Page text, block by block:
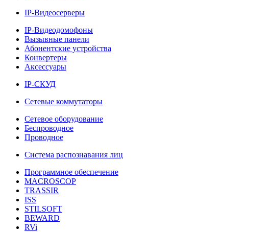
IP-Видеосерверы
IP-Видеодомофоны
Вызывные панели
Абонентские устройства
Конвертеры
Аксессуары
IP-СКУД
Сетевые коммутаторы
Сетевое оборудование
Беспроводное
Проводное
Система распознавания лиц
Программное обеспечение
MACROSCOP
TRASSIR
ISS
STILSOFT
BEWARD
RVi